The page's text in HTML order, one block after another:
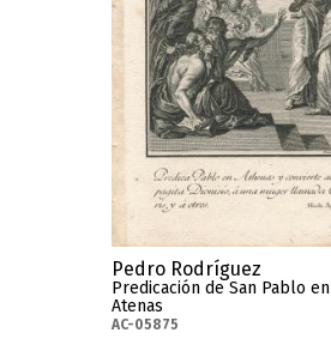
Pedro Rodríguez
Predicación de San Pablo en
Atenas
AC-05875